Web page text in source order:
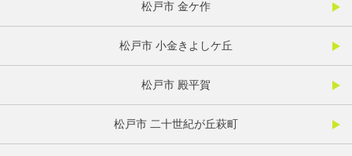
松戸市 金ケ作
松戸市 小金きよしケ丘
松戸市 殿平賀
松戸市 二十世紀が丘萩町